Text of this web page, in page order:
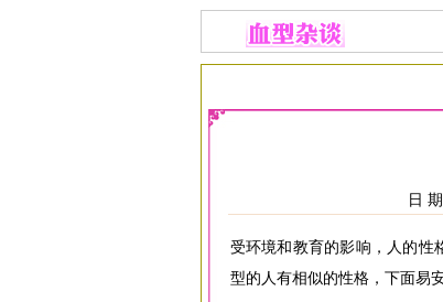
日
受环境和教育的影响，人的性
型的人有相似的性格，下面易